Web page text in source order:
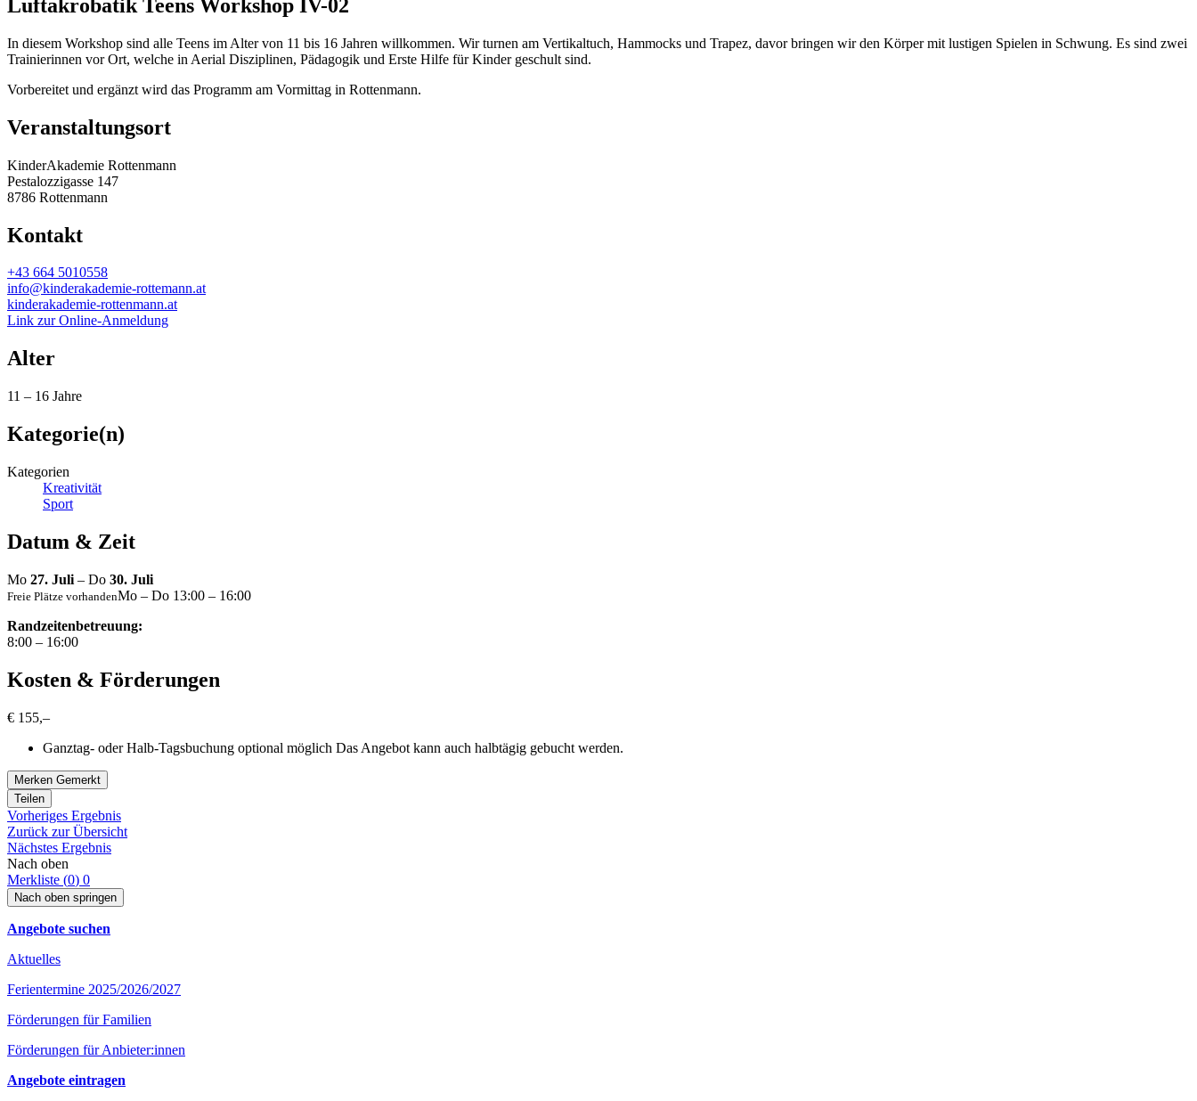
Luftakrobatik Teens Workshop IV-02
In diesem Workshop sind alle Teens im Alter von 11 bis 16 Jahren willkommen. Wir turnen am Vertikaltuch, Hammocks und Trapez, davor bringen wir den Körper mit lustigen Spielen in Schwung. Es sind zwei
Trainierinnen vor Ort, welche in Aerial Disziplinen, Pädagogik und Erste Hilfe für Kinder geschult sind.
Vorbereitet und ergänzt wird das Programm am Vormittag in Rottenmann.
Veranstaltungsort
KinderAkademie Rottenmann
Pestalozzigasse 147
8786 Rottenmann
Kontakt
+43 664 5010558
info@kinderakademie-rottemann.at
kinderakademie-rottenmann.at
Link zur Online-Anmeldung
Alter
11 – 16 Jahre
Kategorie(n)
Kategorien
Kreativität
Sport
Datum & Zeit
Mo 27. Juli – Do 30. Juli
Freie Plätze vorhandenMo – Do 13:00 – 16:00
Randzeitenbetreuung:
8:00 – 16:00
Kosten & Förderungen
€ 155,–
Ganztag- oder Halb-Tagsbuchung optional möglich Das Angebot kann auch halbtägig gebucht werden.
Merken Gemerkt
Teilen
Vorheriges Ergebnis
Zurück zur Übersicht
Nächstes Ergebnis
Nach oben
Merkliste (0) 0
Nach oben springen
Angebote suchen
Aktuelles
Ferientermine 2025/2026/2027
Förderungen für Familien
Förderungen für Anbieter:innen
Angebote eintragen